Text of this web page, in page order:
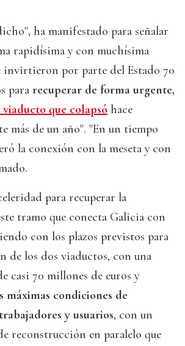
ha manifestado para señalar
rapidísima y con muchísima
invirtieron por parte del Estado 70
para recuperar de forma urgente,
viaducto que colapsó hace
más de un año". "En un tiempo
la conexión con la meseta y con
para recuperar la
tramo que conecta Galicia con
con los plazos previstos para
de los dos viaductos, con una
casi 70 millones de euros y
máximas condiciones de
y usuarios, con un
reconstrucción en paralelo que